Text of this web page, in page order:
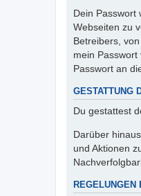
Dein Passwort
Webseiten zu
Betreibers,
mein
Passwort an
GESTATTUNG
Du gestattest
Darüber
und Aktionen
REGELUNGEN